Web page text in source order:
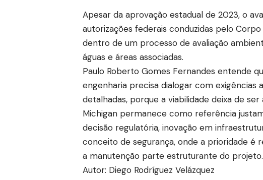
Apesar da aprovação estadual de 2023, o
autorizações federais conduzidas pelo
dentro de um processo de avaliação
águas e áreas associadas.
Paulo Roberto Gomes Fernandes entende
engenharia precisa dialogar com exigências
detalhadas, porque a viabilidade deixa de
Michigan permanece como referência
decisão regulatória, inovação em
conceito de segurança, onde a prioridade é
a manutenção parte estruturante do projeto.
Autor: Diego Rodríguez Velázquez